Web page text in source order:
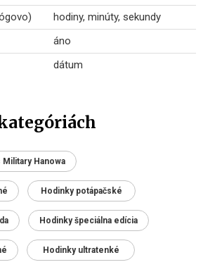
hodiny, minúty, sekundy
áno
dátum
Hanowa
Hodinky potápačské
Hodinky špeciálna edícia
Hodinky ultratenké